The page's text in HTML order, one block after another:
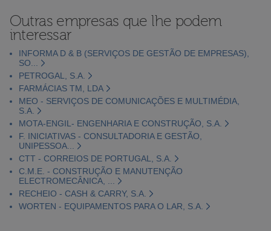
Outras empresas que lhe podem
interessar
INFORMA D & B (SERVIÇOS DE GESTÃO DE EMPRESAS),
SO...
PETROGAL, S.A.
FARMÁCIAS TM, LDA
MEO - SERVIÇOS DE COMUNICAÇÕES E MULTIMÉDIA,
S.A.
MOTA-ENGIL- ENGENHARIA E CONSTRUÇÃO, S.A.
F. INICIATIVAS - CONSULTADORIA E GESTÃO,
UNIPESSOA...
CTT - CORREIOS DE PORTUGAL, S.A.
C.M.E. - CONSTRUÇÃO E MANUTENÇÃO
ELECTROMECÂNICA, ...
RECHEIO - CASH & CARRY, S.A.
WORTEN - EQUIPAMENTOS PARA O LAR, S.A.